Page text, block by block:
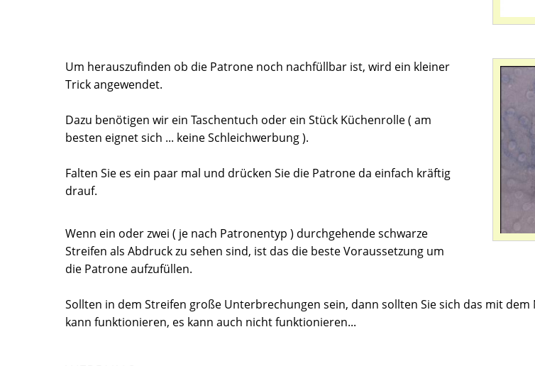
Um herauszufinden ob die Patrone noch nachfüllbar ist, wird ein kleiner
Trick angewendet.
Dazu benötigen wir ein Taschentuch oder ein Stück Küchenrolle ( am
besten eignet sich ... keine Schleichwerbung ).
Falten Sie es ein paar mal und drücken Sie die Patrone da einfach kräftig
drauf.
Wenn ein oder zwei ( je nach Patronentyp ) durchgehende schwarze
Streifen als Abdruck zu sehen sind, ist das die beste Voraussetzung um
die Patrone aufzufüllen.
Sollten in dem Streifen große Unterbrechungen sein, dann sollten Sie sich das mit dem
kann funktionieren, es kann auch nicht funktionieren...